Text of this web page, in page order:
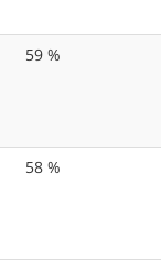
59 %
58 %